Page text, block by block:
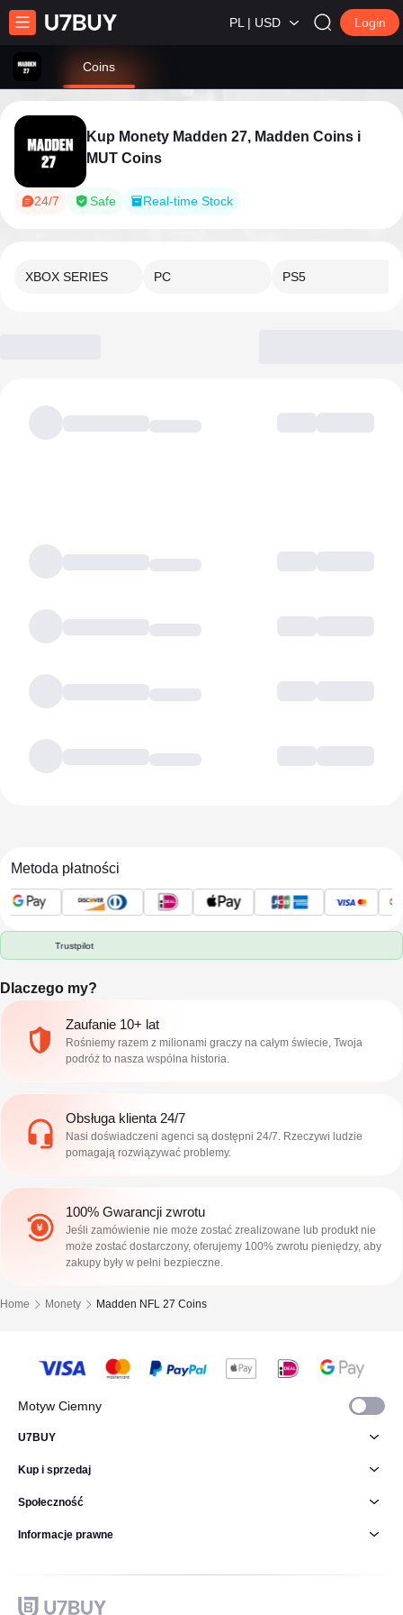
PL | USD Login
Coins
Kup Monety Madden 27, Madden Coins i
MUT Coins
24/7 Safe Real-time Stock
XBOX SERIES PC PS5
Metoda płatności
Trustpilot
Dlaczego my?
Zaufanie 10+ lat
Rośniemy razem z milionami graczy na całym świecie, Twoja
podróż to nasza wspólna historia.
Obsługa klienta 24/7
Nasi doświadczeni agenci są dostępni 24/7. Rzeczywi ludzie
pomagają rozwiązywać problemy.
100% Gwarancji zwrotu
Jeśli zamówienie nie może zostać zrealizowane lub produkt nie
może zostać dostarczony, oferujemy 100% zwrotu pieniędzy, aby
zakupy były w pełni bezpieczne.
Home Monety Madden NFL 27 Coins
Motyw Ciemny
U7BUY
Kup i sprzedaj
Społeczność
Informacje prawne